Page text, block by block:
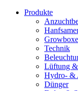
Produkte
Technik
Lüftung
Hydro- &
Dünger